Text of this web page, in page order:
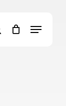
search
Menu